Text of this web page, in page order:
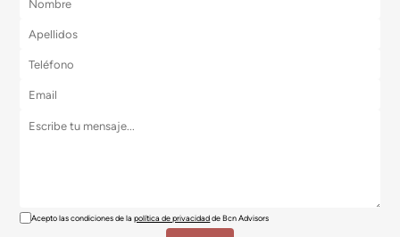
Acepto las condiciones de lapolítica de privacidadde Bcn Advisors